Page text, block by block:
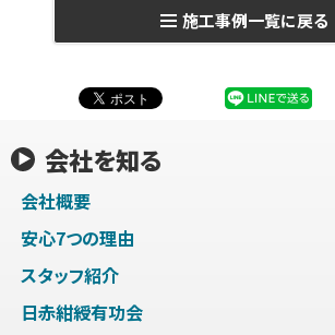
施工事例一覧に戻る
会社を知る
会社概要
安心7つの理由
スタッフ紹介
日赤紺綬有功会